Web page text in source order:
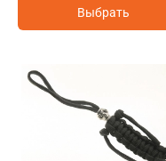
Выбрать